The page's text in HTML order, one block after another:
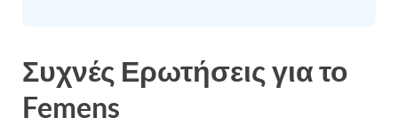
Συχνές Ερωτήσεις για το
Femens